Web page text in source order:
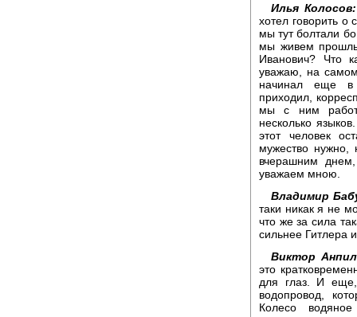
Илья Колосов:
хотел говорить
мы тут болтали
мы живем
Иванович? Что
уважаю, на
начинал еще в
приходил,
мы с ним
несколько
этот человек
мужество
вчерашним
уважаем мною.
Владимир
таки никак я не
что же за сила
сильнее Гитлера
Виктор
это
для глаз. И
водопровод,
Колесо